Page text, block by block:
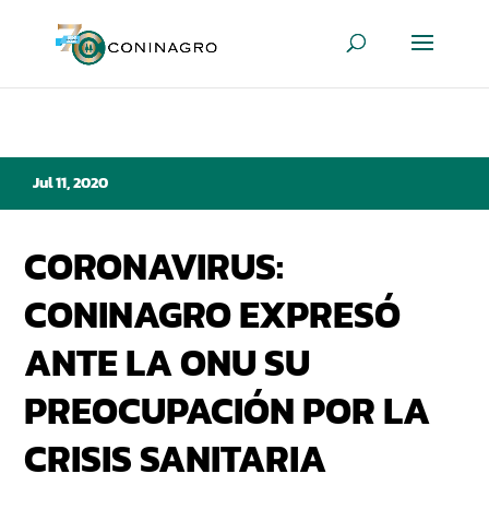
Jul 11, 2020
CORONAVIRUS:
CONINAGRO EXPRESÓ
ANTE LA ONU SU
PREOCUPACIÓN POR LA
CRISIS SANITARIA